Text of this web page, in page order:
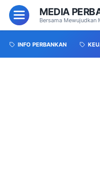
MEDIA
Bersama Mewujudkan
INFO PERBANKAN